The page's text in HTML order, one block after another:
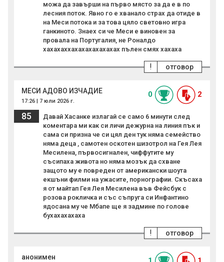
можа да завърши на първо място за да е в по
лесния поток. Явно го е хванало страх да отиде в
на Меси потока и за това цяло световно игра
ганкиното. Знаех си че Меси е виновен за
провала на Португалия, не Роналдо
хахахаххахахахахахахах пълен смях хахаха
отговор
!
МЕСИ АДОВО ИЗЧАДИЕ
17:26 | 7 юли 2026 г.
0 2
85
Давай Хасанке излагай се само 6 минути след
коментара ми как си личи дежурна на линия пък и
сама си призна че си цял ден тук няма семейство
няма деца , самотен оскотен шизотрол на Гея Лея
Месилена, първосигнален, чиффутите му
съсипаха живота но няма мозък да схване
защото му е повреден от американски шоута
екшъни филми на ужасите, порнографии. Скъсаха
я от майтап Гея Лея Месилена във Фейсбук с
розова рокличка и със съпруга си Инфантино
ядосана му че Мбапе ще я задмине по голове
бухахахахаха
отговор
!
анонимен